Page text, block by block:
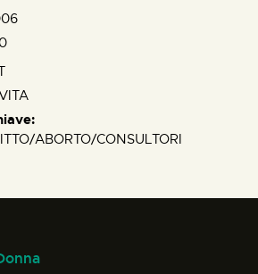
0
ABORTO/CONSULTORI